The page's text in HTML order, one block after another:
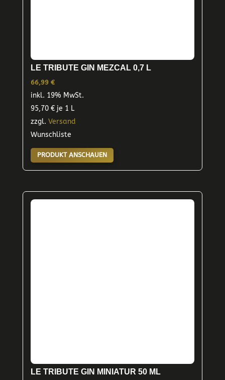
LE TRIBUTE GIN MEZCAL 0,7 L
66,99 €
inkl. 19% MwSt.
95,70 €je 1 L
zzgl. Versand
Wunschliste
PRODUKT ANSCHAUEN
LE TRIBUTE GIN MINIATUR 50 ML